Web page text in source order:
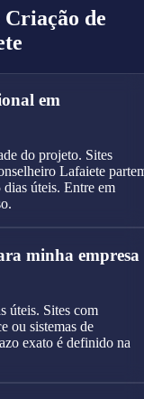
Criação de
em
do projeto. Sites
Lafaiete
dias úteis. Entre em
minha empresa
úteis. Sites com
ou sistemas de
exato é definido na